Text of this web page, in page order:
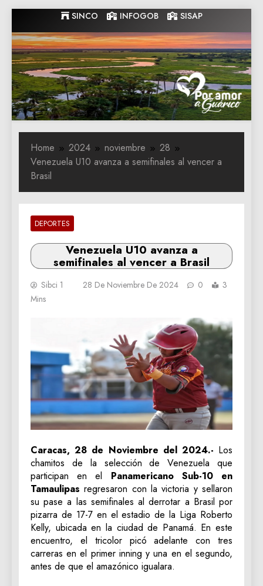
to
content
SINCO INFOGOB SISAP
Gobernacion
de Guarico
Gobernacion de Guarico
Home 2024 noviembre
28
Venezuela U10 avanza a semifinales al vencer a
Brasil
DEPORTES
Venezuela U10 avanza a
semifinales al vencer a Brasil
Sibci 1 28 De Noviembre De 2024 0
3
Mins
Caracas, 28 de Noviembre del 2024.- Los
chamitos de la selección de Venezuela que
participan en el Panamericano Sub-10 en
Tamaulipas regresaron con la victoria y sellaron
su pase a las semifinales al derrotar a Brasil por
pizarra de 17-7 en el estadio de la Liga Roberto
Kelly, ubicada en la ciudad de Panamá. En este
encuentro, el tricolor picó adelante con tres
carreras en el primer inning y una en el segundo,
antes de que el amazónico igualara.